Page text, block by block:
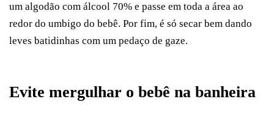
um algodão com álcool 70% e passe em toda a área ao
redor do umbigo do bebê. Por fim, é só secar bem dando
leves batidinhas com um pedaço de gaze.
Evite mergulhar o bebê na banheira